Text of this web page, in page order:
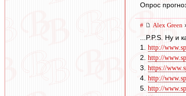
Опрос
# Alex Green
...P.P.S. Ну и
1. http://
2. http://
3. https://
4. http://
5. http://